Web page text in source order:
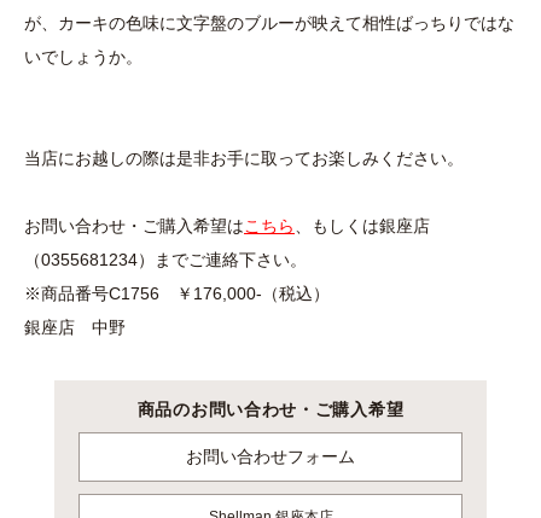
が、カーキの色味に文字盤のブルーが映えて相性ばっちりではな
いでしょうか。
当店にお越しの際は是非お手に取ってお楽しみください。
お問い合わせ・ご購入希望はこちら
、もしくは銀座店
（0355681234）までご連絡下さい。
※商品番号C1756 ￥176,000-（税込）
銀座店 中野
商品のお問い合わせ・ご購入希望
お問い合わせフォーム